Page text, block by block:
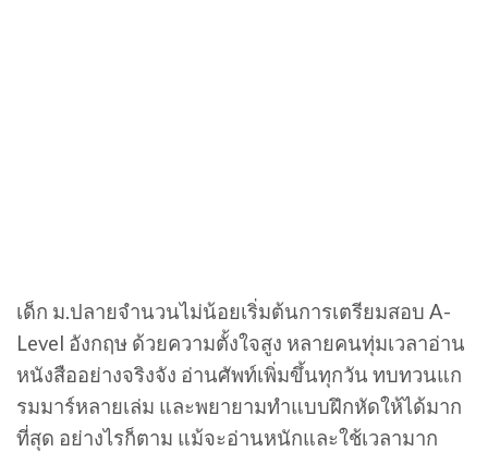
เด็ก ม.ปลายจำนวนไม่น้อยเริ่มต้นการเตรียมสอบ A-
Level อังกฤษ ด้วยความตั้งใจสูง หลายคนทุ่มเวลาอ่าน
หนังสืออย่างจริงจัง อ่านศัพท์เพิ่มขึ้นทุกวัน ทบทวนแก
รมมาร์หลายเล่ม และพยายามทำแบบฝึกหัดให้ได้มาก
ที่สุด อย่างไรก็ตาม แม้จะอ่านหนักและใช้เวลามาก